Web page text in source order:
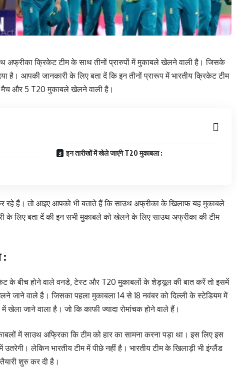
अफ्रीका क्रिकेट टीम के साथ तीनों प्रारुपों में मुकाबले खेलने वाली है। जिसके
है। आपकी जानकारी के लिए बता दें कि इन तीनों प्रारूप में भारतीय क्रिकेट टीम
और 5 T20 मुकाबले खेलने वाली है।
इन तारीखों में खेले जाएंगे T20 मुकाबला :
रहे हैं। तो आइए आपको भी बताते हैं कि साउथ अफ्रीका के खिलाफ यह मुकाबले
लिए बता दें की इन सभी मुकाबले को खेलने के लिए साउथ अफ्रीका की टीम
:
के बीच होने वाले वनडे, टेस्ट और T20 मुकाबलों के शेड्यूल की बात करें तो इसमें
जाने वाले है। जिसका पहला मुकाबला 14 से 18 नवंबर को दिल्ली के स्टेडियम में
जाने वाला है। जो कि काफी ज्यादा रोमांचक होने वाले हैं।
में साउथ अफ्रिका कि टीम को हार का सामना करना पड़ा था। इस लिए इस
लेकिन भारतीय टीम में पीछे नहीं है। भारतीय टीम के खिलाड़ी भी इंग्लैंड
शुरु कर दी है।